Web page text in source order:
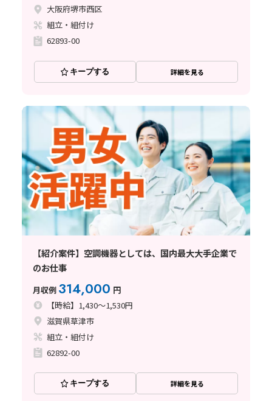
大阪府堺市西区
組立・組付け
62893-00
キープする 詳細を見る
【紹介案件】空調機器としては、国内最大大手企業で
のお仕事
月収例 314,000 円
【時給】1,430～1,530円
滋賀県草津市
組立・組付け
62892-00
キープする 詳細を見る